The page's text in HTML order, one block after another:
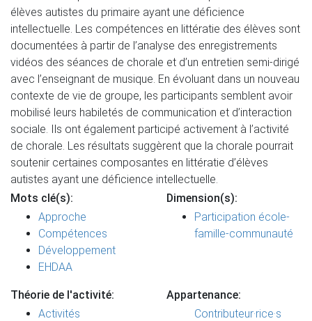
élèves autistes du primaire ayant une déficience
intellectuelle. Les compétences en littératie des élèves sont
documentées à partir de l’analyse des enregistrements
vidéos des séances de chorale et d’un entretien semi-dirigé
avec l’enseignant de musique. En évoluant dans un nouveau
contexte de vie de groupe, les participants semblent avoir
mobilisé leurs habiletés de communication et d’interaction
sociale. Ils ont également participé activement à l’activité
de chorale. Les résultats suggèrent que la chorale pourrait
soutenir certaines composantes en littératie d’élèves
autistes ayant une déficience intellectuelle.
Mots clé(s):
Approche
Compétences
Développement
EHDAA
Dimension(s):
Participation école-
famille-communauté
Théorie de l'activité:
Activités
Appartenance:
Contributeur·rice·s